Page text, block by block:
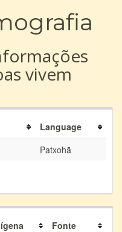
vivem
Language
Patxohã
Fonte